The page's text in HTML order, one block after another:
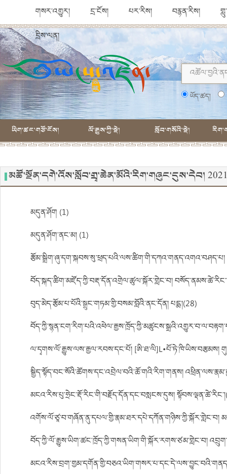
གསར་འགྱུར། དྲ་ངོས། པར་རིས། བརྙན་རིས།
དྲིས་ལན།
ཡོད་ཚད།
ཡིག་ཚང་གཙོ་ངོས། ལོ་རྒྱུས་ཀྱི་སྡེ། སློབ་གསོའི་སྡེ།
མཚོ་སྔོན་དགེ་འོས་སློབ་གྲྭ་ཆེན་མོའི་རིག་གཞུང་དུས་དེབ།
མདུན་ཤོག (1)
མདུན་ཤོག་ནང་མ། (1)
བོད་སྐད་ཚིག་མཛོད་ཀྱི་བརྡ་དོན་འགྲེལ་ཚུལ་སྐོར་གླེང་བ།
བུད་མེད་རྩོམ་པ་པོའི་སྒྲུང་གཏམ་གྱི་བསམ་བློའི་ནང་དོན། པདྨ།(28)
ལ་དྭགས་ལོ་རྒྱུས་ལས་རྒྱལ་རབས་དང་པོ།
སྒྱིད་སྟོད་བང་སོའི་ཚོགས་དང་འབྲེལ་བའི་ཆོ་གའི་རིག་གནས།
མངའ་རིས་པུ་ཧྲེང་རྡོ་རིང་གི་བརྗོད་དོན་དང་བསླངས་དུས།
འགོས་ལོ་ཙཱ་བ་གཞོན་ནུ་དཔལ་གྱི་རྣམ་ཐར་དཔེ་དཀོན་གཉིས་ཀྱི་སྐོར་གླེང་བ།
བོད་ཀྱི་ལོ་རྒྱུས་ཡིག་ཚང་ཁྲོད་ཀྱི་གསན་ཡིག་གི་སྐོར་རགས་ཙམ་གླེང་བ།